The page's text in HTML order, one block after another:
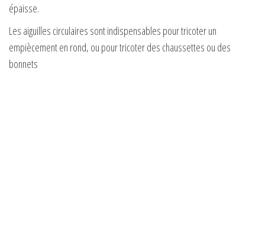
épaisse.
Les aiguilles circulaires sont indispensables pour tricoter un
empiècement en rond, ou pour tricoter des chaussettes ou des
bonnets